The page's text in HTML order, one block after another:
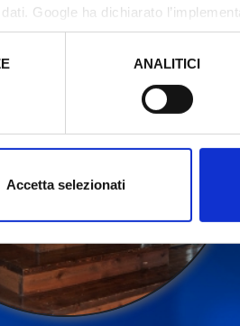
Google ha dichiarato
essere sufficienti.
ANALITICI
Accetta selezionati